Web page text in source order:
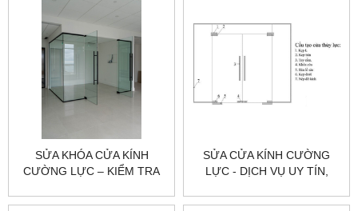
SỬA KHÓA CỬA KÍNH
CƯỜNG LỰC – KIỂM TRA
SỬA CỬA KÍNH CƯỜNG
LỰC - DỊCH VỤ UY TÍN,